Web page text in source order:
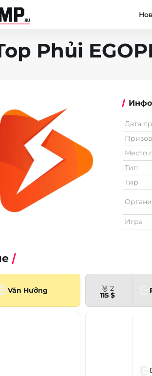
Phủi
Дата
Место
Тип
Тир
Игра
Văn Hưởng 🥈 2
115 $